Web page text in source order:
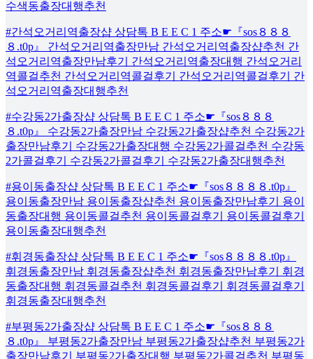
수색동출장대행추천
#간석오거리역출장샵 상담톡 B E E C 1 주소☛『sos８８８
８.t0p』 간석오거리역출장만남 간석오거리역출장샵추천 간
석오거리역출장만남후기 간석오거리역출장대행 간석오거리
역콜걸추천 간석오거리역콜걸후기 간석오거리역콜걸후기 간
석오거리역출장대행추천
#수강동2가출장샵 상담톡 B E E C 1 주소☛『sos８８８
８.t0p』 수강동2가출장만남 수강동2가출장샵추천 수강동2가
출장만남후기 수강동2가출장대행 수강동2가콜걸추천 수강동
2가콜걸후기 수강동2가콜걸후기 수강동2가출장대행추천
#용이동출장샵 상담톡 B E E C 1 주소☛『sos８８８８.t0p』
용이동출장만남 용이동출장샵추천 용이동출장만남후기 용이
동출장대행 용이동콜걸추천 용이동콜걸후기 용이동콜걸후기
용이동출장대행추천
#휘경동출장샵 상담톡 B E E C 1 주소☛『sos８８８８.t0p』
휘경동출장만남 휘경동출장샵추천 휘경동출장만남후기 휘경
동출장대행 휘경동콜걸추천 휘경동콜걸후기 휘경동콜걸후기
휘경동출장대행추천
#부평동2가출장샵 상담톡 B E E C 1 주소☛『sos８８８
８.t0p』 부평동2가출장만남 부평동2가출장샵추천 부평동2가
출장만남후기 부평동2가출장대행 부평동2가콜걸추천 부평동